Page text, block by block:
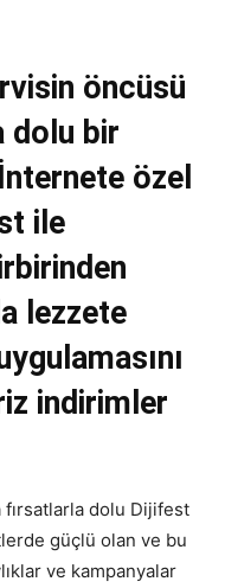
öncüsü
dolu bir
özel
ile
lezzete
indirimler
fırsatlarla dolu Dijifest
güçlü olan ve bu
ve kampanyalar